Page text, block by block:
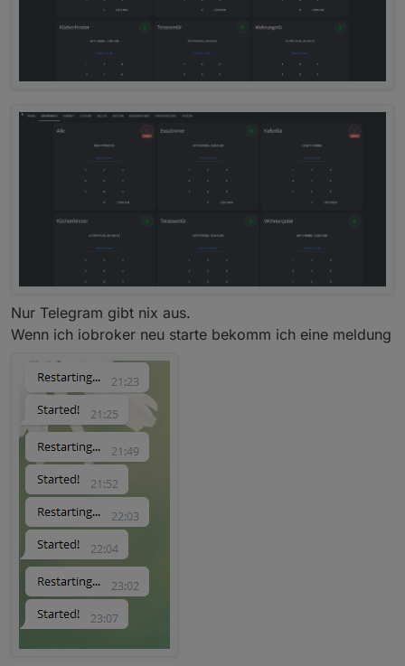
Nur Telegram gibt nix aus.
Wenn ich iobroker neu starte bekomm ich eine meldung